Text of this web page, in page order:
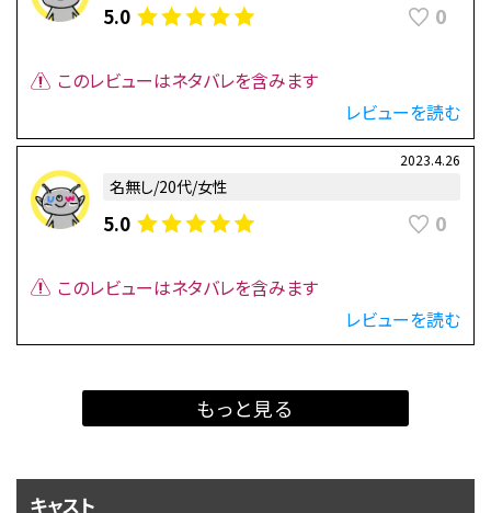
5.0 0
このレビューはネタバレを含みます
レビューを読む
2023.4.26
名無し/20代/女性
5.0 0
このレビューはネタバレを含みます
レビューを読む
もっと見る
キャスト